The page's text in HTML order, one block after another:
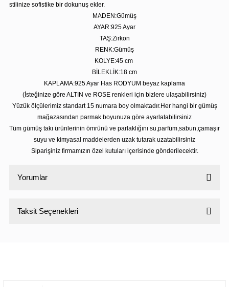
stilinize sofistike bir dokunuş ekler.
MADEN:Gümüş
AYAR:925 Ayar
TAŞ:Zirkon
RENK:Gümüş
KOLYE:45 cm
BİLEKLİK:18 cm
KAPLAMA:925 Ayar Has RODYUM beyaz kaplama
(İsteğinize göre ALTIN ve ROSE renkleri için bizlere ulaşabilirsiniz)
Yüzük ölçülerimiz standart 15 numara boy olmaktadır.Her hangi bir gümüş
mağazasından parmak boyunuza göre ayarlatabilirsiniz
Tüm gümüş takı ürünlerinin ömrünü ve parlaklığını su,parfüm,sabun,çamaşır
suyu ve kimyasal maddelerden uzak tutarak uzatabilirsiniz
Siparişiniz firmamızın özel kutuları içerisinde gönderilecektir.
Yorumlar
Taksit Seçenekleri